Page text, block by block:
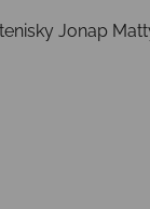
Jonap